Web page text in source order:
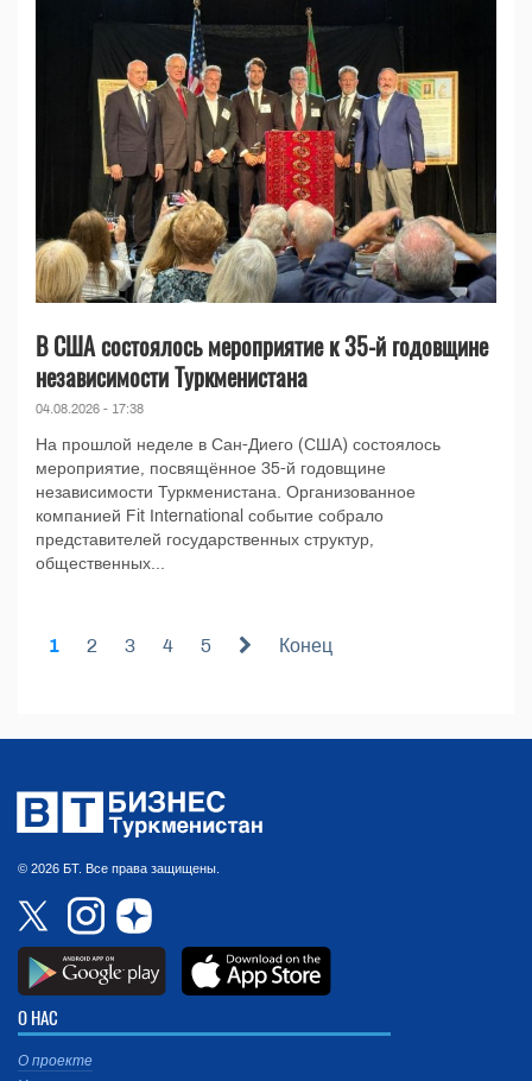
В США состоялось мероприятие к 35-й годовщине
независимости Туркменистана
04.08.2026 - 17:38
На прошлой неделе в Сан-Диего (США) состоялось
мероприятие, посвящённое 35-й годовщине
независимости Туркменистана. Организованное
компанией Fit International событие собрало
представителей государственных структур,
общественных...
1 2 3 4 5 Конец
© 2026 БТ. Все права защищены.
О НАС
О проекте